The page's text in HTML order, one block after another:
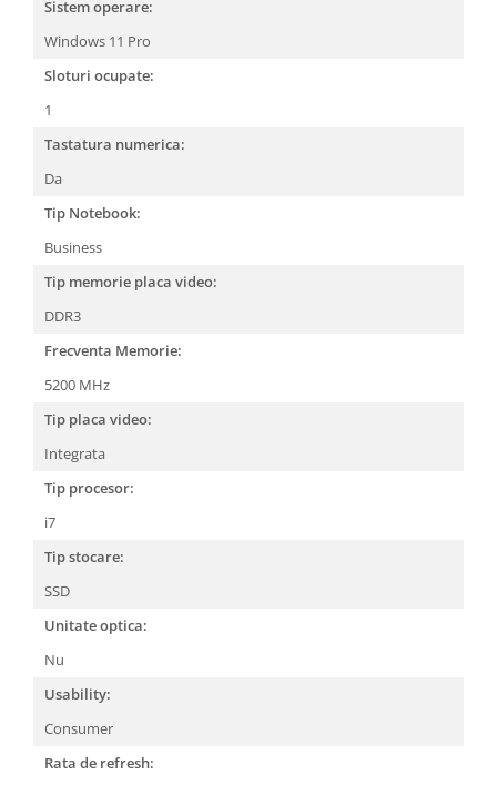
Sistem operare:
Windows 11 Pro
Sloturi ocupate:
1
Tastatura numerica:
Da
Tip Notebook:
Business
Tip memorie placa video:
DDR3
Frecventa Memorie:
5200 MHz
Tip placa video:
Integrata
Tip procesor:
i7
Tip stocare:
SSD
Unitate optica:
Nu
Usability:
Consumer
Rata de refresh: